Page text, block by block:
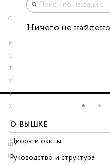
Н
О
П
Р
С
Т
У
Ф
Х
Ц
Ч
Ш
Щ
Ничего не найдено
О ВЫШКЕ
Цифры и факты
Руководство и структура